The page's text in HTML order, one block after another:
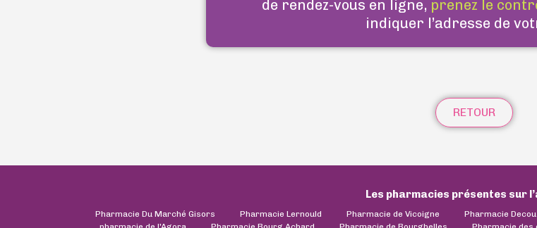
de rendez-vous en ligne, prenez le
indiquer l’adresse de
RETOUR
Les pharmacies présentes sur
Pharmacie Du Marché Gisors Pharmacie Lernould Pharmacie de Vicoigne Pharmacie Decou